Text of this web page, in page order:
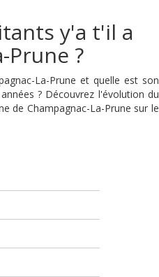
y'a t'il a
Prune ?
La-Prune et quelle est son
? Découvrez l'évolution du
de Champagnac-La-Prune sur le